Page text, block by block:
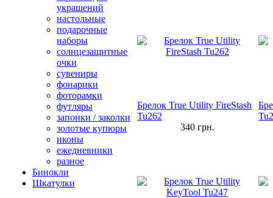
украшений
настольные
подарочные
наборы
солнцезащитные
очки
сувениры
фонарики
фоторамки
футляры
запонки / заколки
золотые купюры
иконы
ежедневники
разное
Бинокли
Шкатулки
Брелок True Utility FireStash
Tu262
340грн.